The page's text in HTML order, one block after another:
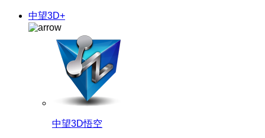
中望3D+
中望3D悟空